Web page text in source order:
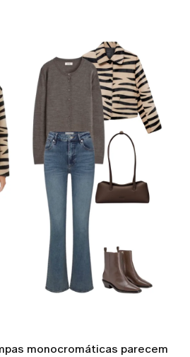
monocromáticas parecem